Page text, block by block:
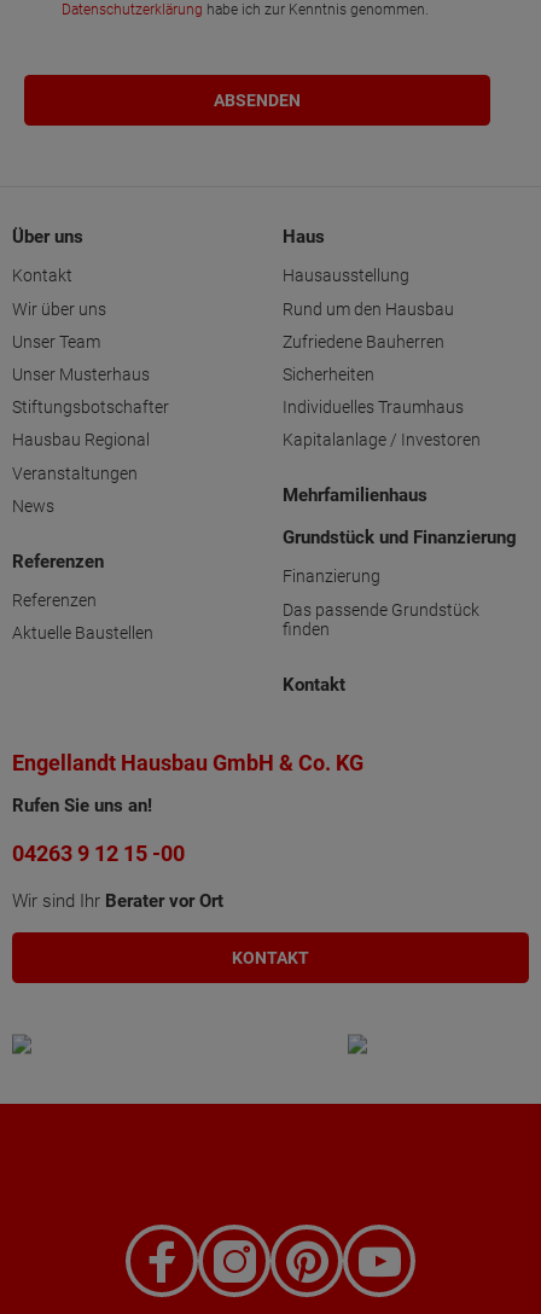
Datenschutzerklärung habe ich zur Kenntnis genommen.
Über uns
Kontakt
Wir über uns
Unser Team
Unser Musterhaus
Stiftungsbotschafter
Hausbau Regional
Veranstaltungen
News
Referenzen
Referenzen
Aktuelle Baustellen
Haus
Hausausstellung
Rund um den Hausbau
Zufriedene Bauherren
Sicherheiten
Individuelles Traumhaus
Kapitalanlage / Investoren
Mehrfamilienhaus
Grundstück und Finanzierung
Finanzierung
Das passende Grundstück
finden
Kontakt
Engellandt Hausbau GmbH & Co. KG
Rufen Sie uns an!
04263 9 12 15 -00
Wir sind Ihr Berater vor Ort
KONTAKT